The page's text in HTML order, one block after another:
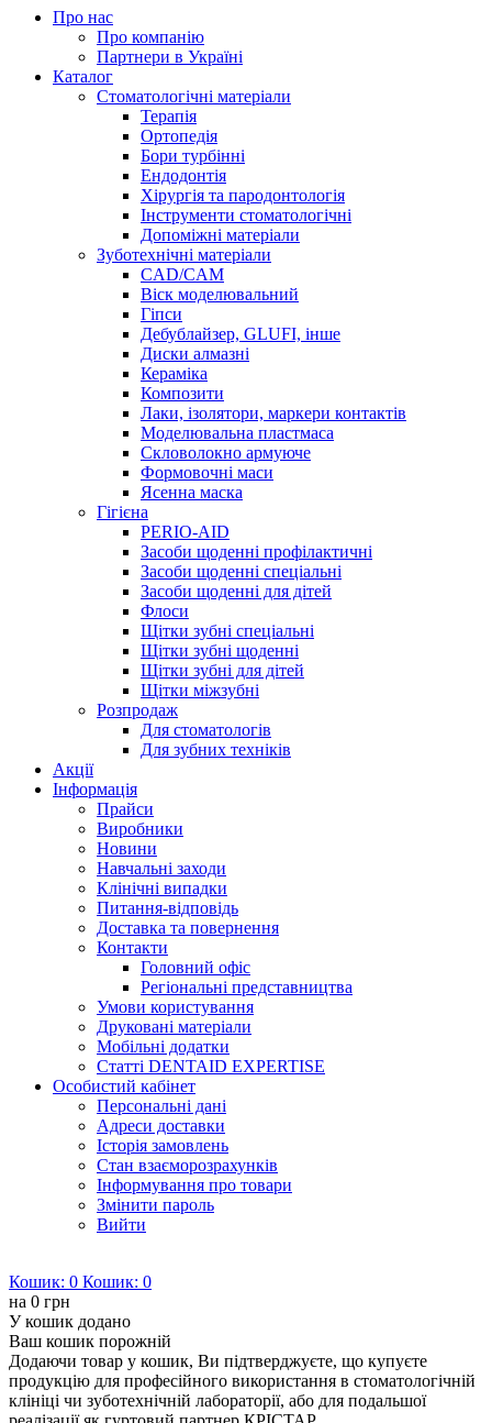
Про нас
Про компанію
Партнери в Україні
Каталог
Стоматологічні матеріали
Терапія
Ортопедія
Бори турбінні
Ендодонтія
Хірургія та пародонтологія
Інструменти стоматологічні
Допоміжні матеріали
Зуботехнічні матеріали
CAD/CAM
Віск моделювальний
Гіпси
Дебублайзер, GLUFI, інше
Диски алмазні
Кераміка
Композити
Лаки, ізолятори, маркери контактів
Моделювальна пластмаса
Скловолокно армуюче
Формовочні маси
Ясенна маска
Гігієна
PERIO-AID
Засоби щоденні профілактичні
Засоби щоденні спеціальні
Засоби щоденні для дітей
Флоси
Щітки зубні спеціальні
Щітки зубні щоденні
Щітки зубні для дітей
Щітки міжзубні
Розпродаж
Для стоматологів
Для зубних техніків
Акції
Інформація
Прайси
Виробники
Новини
Навчальні заходи
Клінічні випадки
Питання-відповідь
Доставка та повернення
Контакти
Головний офіс
Регіональні представництва
Умови користування
Друковані матеріали
Мобільні додатки
Статті DENTAID EXPERTISE
Особистий кабінет
Персональні дані
Адреси доставки
Історія замовлень
Стан взаєморозрахунків
Інформування про товари
Змінити пароль
Вийти
Кошик: 0 Кошик: 0
на 0 грн
У кошик додано
Ваш кошик порожній
Додаючи товар у кошик, Ви підтверджуєте, що купуєте
продукцію для професійного використання в стоматологічній
клініці чи зуботехнічній лабораторії, або для подальшої